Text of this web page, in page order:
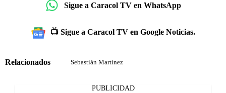
Sigue a Caracol TV en WhatsApp
📺 Sigue a Caracol TV en Google Noticias.
Relacionados Sebastián Martínez
PUBLICIDAD